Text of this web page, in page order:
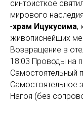
синтоисткое
мирового
-храм Ицукусима,
живописнейших
Возвращение в
18:03 Проводы на
Самостоятельный
Самостоятельное
Нагоя (без